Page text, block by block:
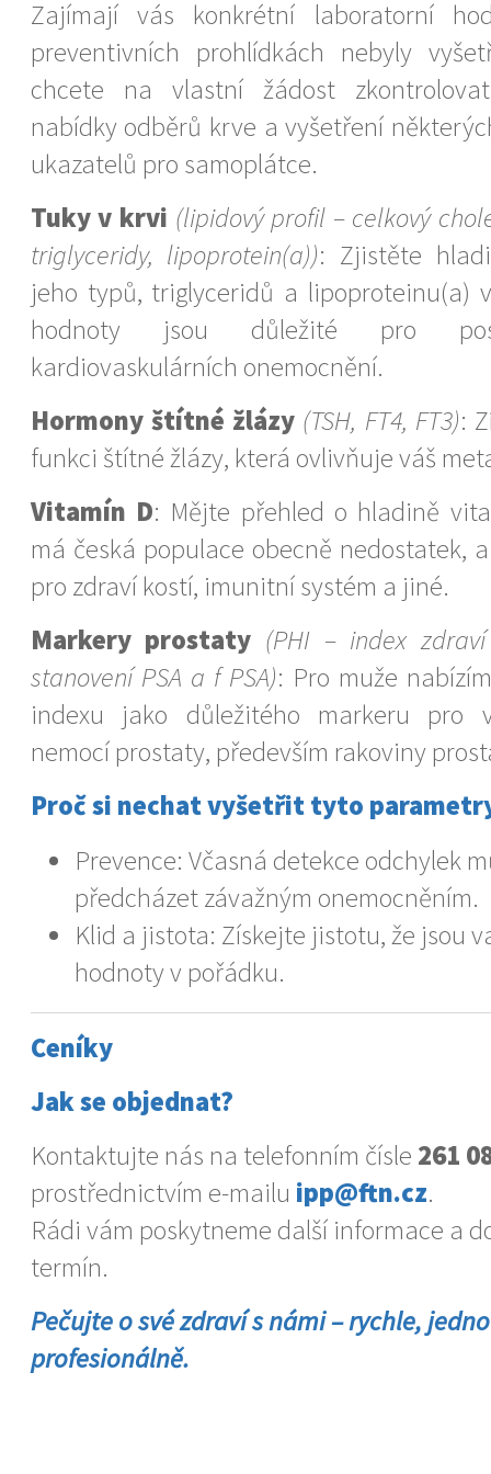
Zajímají vás konkrétní laboratorní
preventivních prohlídkách nebyly
chcete na vlastní žádost
nabídky odběrů krve a vyšetření
ukazatelů pro samoplátce.
Tuky v krvi (lipidový profil – celkový
triglyceridy, lipoprotein(a)): Zjistěte
jeho typů, triglyceridů a lipoproteinu(a)
hodnoty jsou důležité pro
kardiovaskulárních onemocnění.
Hormony štítné žlázy (TSH, FT4, FT3):
funkci štítné žlázy, která ovlivňuje váš
Vitamín D: Mějte přehled o hladině
má česká populace obecně nedostatek,
pro zdraví kostí, imunitní systém a jiné.
Markery prostaty (PHI – index
stanovení PSA a f PSA): Pro muže
indexu jako důležitého markeru pro
nemocí prostaty, především rakoviny
Proč si nechat vyšetřit tyto
Prevence: Včasná detekce odchylek
předcházet závažným onemocněním.
Klid a jistota: Získejte jistotu, že jsou
hodnoty v pořádku.
Ceníky
Jak se objednat?
Kontaktujte nás na telefonním čísle 261
prostřednictvím e-mailu ipp@ftn.cz.
Rádi vám poskytneme další informace a
termín.
Pečujte o své zdraví s námi – rychle,
profesionálně.